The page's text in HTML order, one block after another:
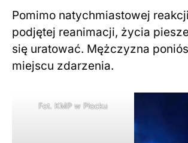
Pomimo natychmiastowej
podjętej reanimacji, życia
się uratować. Mężczyzna
miejscu zdarzenia.
Fot. KMP w Płocku